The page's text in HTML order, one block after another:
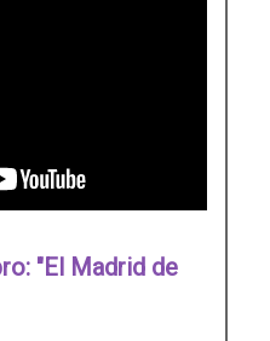
"El Madrid de